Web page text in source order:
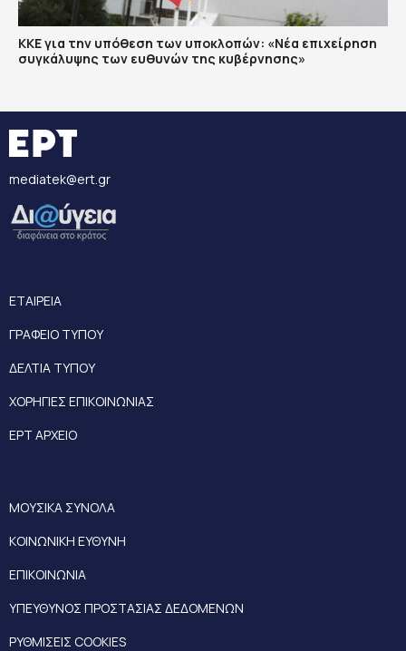
ΚΚΕ για την υπόθεση των υποκλοπών: «Νέα επιχείρηση
συγκάλυψης των ευθυνών της κυβέρνησης»
mediatek@ert.gr
ΕΤΑΙΡΕΙΑ
ΓΡΑΦΕΙΟ ΤΥΠΟΥ
ΔΕΛΤΙΑ ΤΥΠΟΥ
ΧΟΡΗΓΙΕΣ ΕΠΙΚΟΙΝΩΝΙΑΣ
ΕΡΤ ΑΡΧΕΙΟ
ΜΟΥΣΙΚΑ ΣΥΝΟΛΑ
ΚΟΙΝΩΝΙΚΗ ΕΥΘΥΝΗ
ΕΠΙΚΟΙΝΩΝΙΑ
ΥΠΕΥΘΥΝΟΣ ΠΡΟΣΤΑΣΙΑΣ ΔΕΔΟΜΕΝΩΝ
ΡΥΘΜΙΣΕΙΣ COOKIES